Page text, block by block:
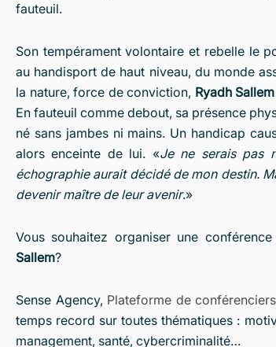
fauteuil.
Son tempérament volontaire et rebelle le
au handisport de haut niveau, du monde
la nature, force de conviction, Ryadh Sallem
En fauteuil comme debout, sa présence
né sans jambes ni mains. Un handicap
alors enceinte de lui. «Je ne serais pas
échographie aurait décidé de mon destin.
devenir maître de leur avenir.»
Vous souhaitez organiser une
Sallem?
Sense Agency, Plateforme de conférenciers
temps record sur toutes thématiques :
management, santé, cybercriminalité…